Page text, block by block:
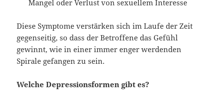
Mangel oder Verlust von sexuellem Interesse
Diese Symptome verstärken sich im Laufe der Zeit
gegenseitig, so dass der Betroffene das Gefühl
gewinnt, wie in einer immer enger werdenden
Spirale gefangen zu sein.
Welche Depressionsformen gibt es?